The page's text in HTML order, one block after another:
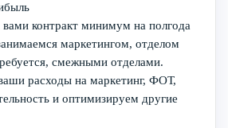
контракт минимум на полгода
маркетингом, отделом
смежными отделами.
расходы на маркетинг, ФОТ,
и оптимизируем другие